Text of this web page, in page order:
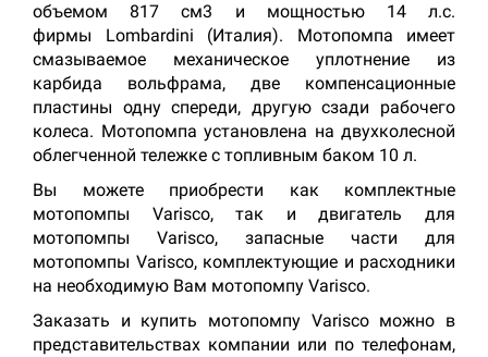
объемом 817 см3 и мощностью 14 л.с.
фирмы Lombardini (Италия). Мотопомпа имеет
смазываемое механическое уплотнение из
карбида вольфрама, две компенсационные
пластины одну спереди, другую сзади рабочего
колеса. Мотопомпа установлена на двухколесной
облегченной тележке с топливным баком 10 л.
Вы можете приобрести как комплектные
мотопомпы Varisco, так и двигатель для
мотопомпы Varisco, запасные части для
мотопомпы Varisco, комплектующие и расходники
на необходимую Вам мотопомпу Varisco.
Заказать и купить мотопомпу Varisco можно в
представительствах компании или по телефонам,